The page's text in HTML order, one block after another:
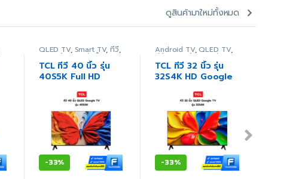
ดูสินค้ามาใหม่ทั้งหมด
QLED TV, Smart TV,ทีวี,
ภาพ/เสียง สินค้าทั้งหมด
TCL ทีวี 40 นิ้ว รุ่น
40S5K Full HD
(ประกันศูนย์)
-33%
Android TV, QLED TV,
ทีวี ภาพ/เสียง สินค้า
ทั้งหมด
TCL ทีวี 32 นิ้ว รุ่น
32S4K HD Google
-33%